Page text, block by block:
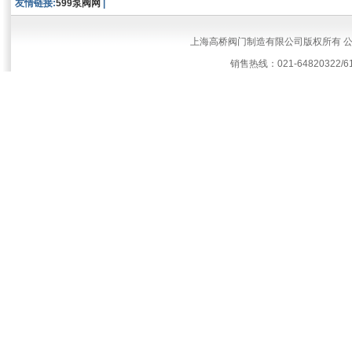
友情链接:599泵阀网
上海高桥阀门制造有限公司版权所有
销售热线：021-64820322/